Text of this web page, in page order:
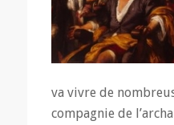
va vivre de
compagnie de